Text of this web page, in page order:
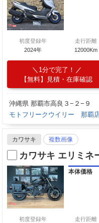
初度登録年
2024年
走行距離
12000Km
1分で完了！
【無料】見積・在庫確認
沖縄県 那覇市高良３−２−９
モトフリークウイリー 那覇
カワサキ 複数画像
カワサキ エリミネ
本体価格
初度登録年
走行距離